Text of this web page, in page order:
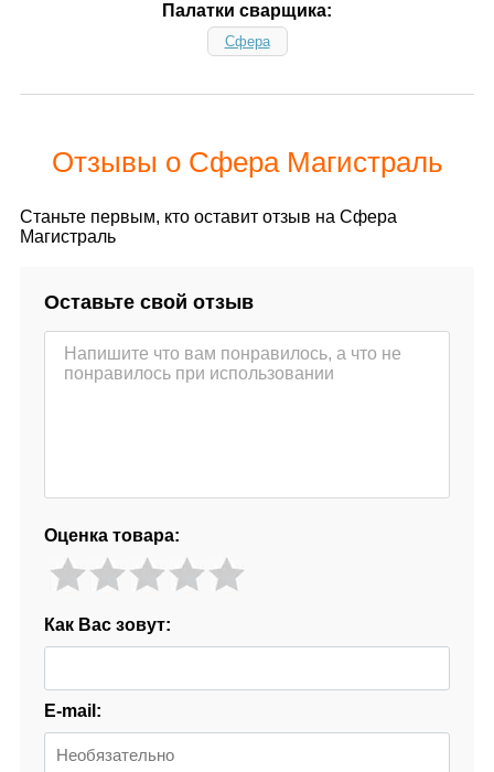
Палатки сварщика:
Сфера
Отзывы о Сфера Магистраль
Станьте первым, кто оставит отзыв на Сфера
Магистраль
Оставьте свой отзыв
Оценка товара:
Как Вас зовут:
E-mail: